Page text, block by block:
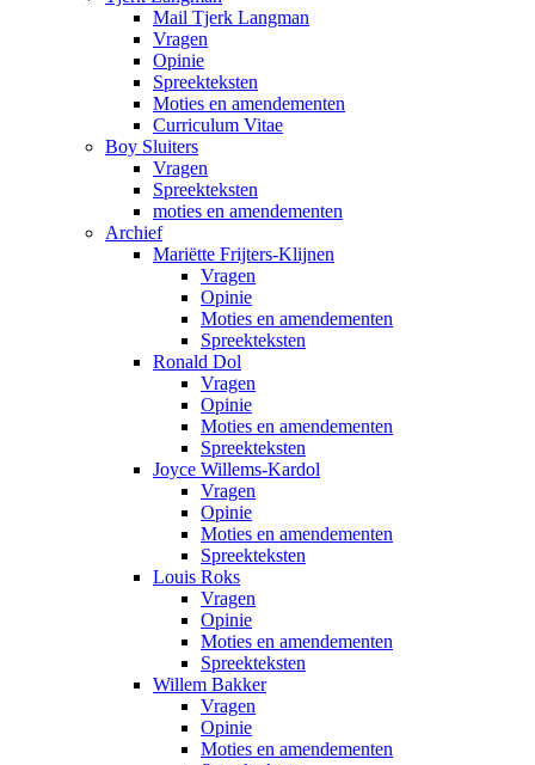
Mail Tjerk Langman
Vragen
Opinie
Spreekteksten
Moties en amendementen
Curriculum Vitae
Boy Sluiters
Vragen
Spreekteksten
moties en amendementen
Archief
Mariëtte Frijters-Klijnen
Vragen
Opinie
Moties en amendementen
Spreekteksten
Ronald Dol
Vragen
Opinie
Moties en amendementen
Spreekteksten
Joyce Willems-Kardol
Vragen
Opinie
Moties en amendementen
Spreekteksten
Louis Roks
Vragen
Opinie
Moties en amendementen
Spreekteksten
Willem Bakker
Vragen
Opinie
Moties en amendementen